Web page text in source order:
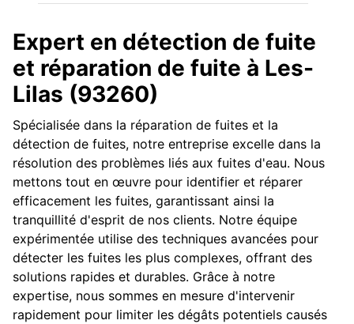
Expert en détection de fuite
et réparation de fuite à Les-
Lilas (93260)
Spécialisée dans la réparation de fuites et la
détection de fuites, notre entreprise excelle dans la
résolution des problèmes liés aux fuites d'eau. Nous
mettons tout en œuvre pour identifier et réparer
efficacement les fuites, garantissant ainsi la
tranquillité d'esprit de nos clients. Notre équipe
expérimentée utilise des techniques avancées pour
détecter les fuites les plus complexes, offrant des
solutions rapides et durables. Grâce à notre
expertise, nous sommes en mesure d'intervenir
rapidement pour limiter les dégâts potentiels causés